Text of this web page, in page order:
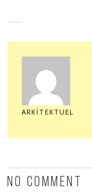
ARKITEKTUEL
NO COMMENT